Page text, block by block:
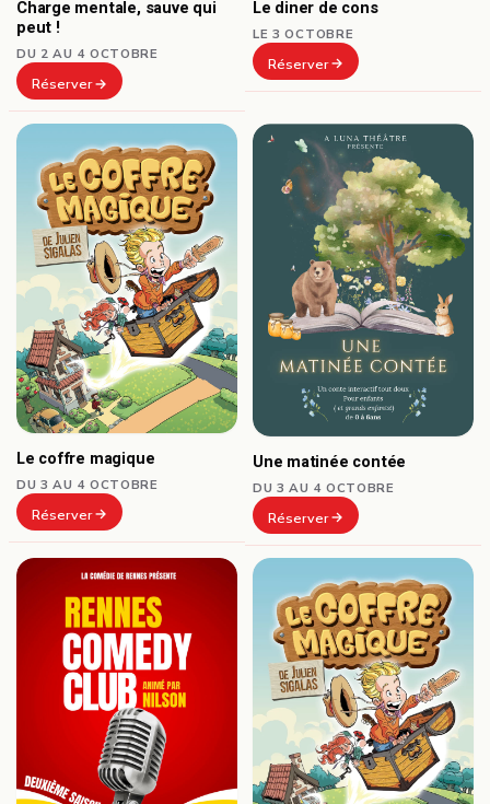
Charge mentale, sauve qui
peut !
DU 2 AU 4 OCTOBRE
Réserver
Le diner de cons
LE 3 OCTOBRE
Réserver
Le coffre magique
DU 3 AU 4 OCTOBRE
Réserver
Une matinée contée
DU 3 AU 4 OCTOBRE
Réserver